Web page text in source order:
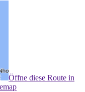
Öffne diese Route in